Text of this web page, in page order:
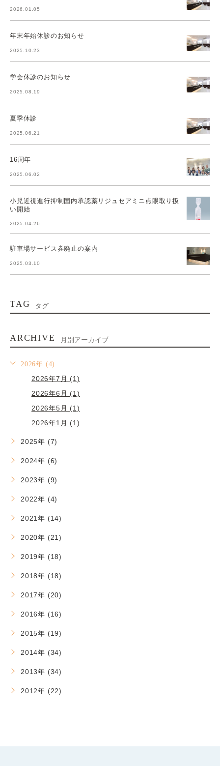
2026.01.05
年末年始休診のお知らせ
2025.10.23
学会休診のお知らせ
2025.08.19
夏季休診
2025.06.21
16周年
2025.06.02
小児近視進行抑制国内承認薬リジュセアミニ点眼取り扱
い開始
2025.04.26
駐車場サービス券廃止の案内
2025.03.10
TAG タグ
ARCHIVE 月別アーカイブ
2026年 (4)
2026年7月 (1)
2026年6月 (1)
2026年5月 (1)
2026年1月 (1)
2025年 (7)
2024年 (6)
2023年 (9)
2022年 (4)
2021年 (14)
2020年 (21)
2019年 (18)
2018年 (18)
2017年 (20)
2016年 (16)
2015年 (19)
2014年 (34)
2013年 (34)
2012年 (22)